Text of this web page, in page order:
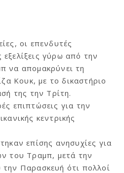
οι επενδυτές
γύρω από την
να απομακρύνει τη
Κουκ, με το δικαστήριο
της την Τρίτη.
επιπτώσεις για την
κεντρικής
επίσης ανησυχίες για
του Τραμπ, μετά την
Παρασκευή ότι πολλοί